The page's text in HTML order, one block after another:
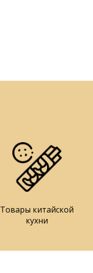
Товары китайской
кухни